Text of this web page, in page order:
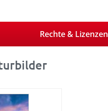
Rechte & Lizenzen